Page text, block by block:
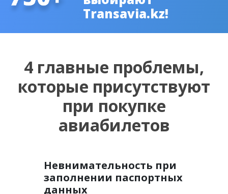
Transavia.kz!
4 главные проблемы,
которые присутствуют
при покупке
авиабилетов
Невнимательность при
заполнении паспортных
данных